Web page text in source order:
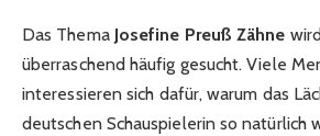
Das Thema Josefine Preuß Zähne
überraschend häufig gesucht. Viele
interessieren sich dafür, warum das
deutschen Schauspielerin so natürlich